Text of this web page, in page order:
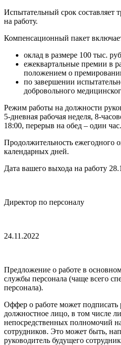
Испытательный срок составляет
на работу.
Компенсационный пакет
оклад в размере 100 тыс.
ежеквартальные премии в
положением о
по завершении
добровольного
Режим работы на должности
5-дневная рабочая неделя, 8-
18:00, перерыв на обед – один час.
Продолжительность ежегодного
календарных дней.
Дата вашего выхода на работу
Директор по персоналу
24.11.2022
Предложение о работе в
службы персонала (чаще всего
персонала).
Оффер о работе может подписать
должностное лицо, в том числе
непосредственных полномочий
сотрудников. Это может быть,
руководитель будущего